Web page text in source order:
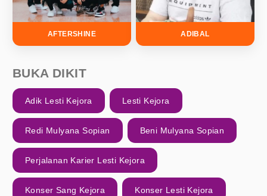
AFTERSHINE ADIBAL
BUKA DIKIT
Adik Lesti Kejora Lesti Kejora
Redi Mulyana Sopian Beni Mulyana Sopian
Perjalanan Karier Lesti Kejora
Konser Sang Kejora Konser Lesti Kejora